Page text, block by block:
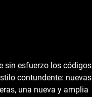
sin esfuerzo los códigos
contundente: nuevas
una nueva y amplia